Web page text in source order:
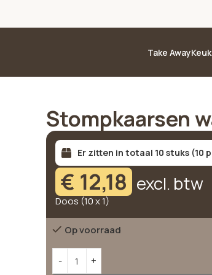
Take Away
Stompkaarsen
Er zitten in totaal 10 stuks (10
€ 12,18 excl. btw
Doos (10 x 1)
Op voorraad